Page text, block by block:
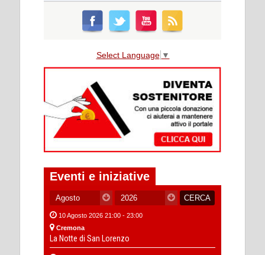
Select Language ▼
Eventi e iniziative
10 Agosto 2026 21:00 - 23:00
Cremona
La Notte di San Lorenzo